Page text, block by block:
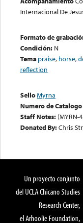
Internacional De
Formato de
Condición: N
Tema praise, horse,
reflection
SelloMyrna
Numero de Catalogo
Staff Notes: (MYRN-
Donated By:Chris
Un proyecto conjunto
del UCLA Chicano Studies
Research Center,
el Arhoolie Foundation,